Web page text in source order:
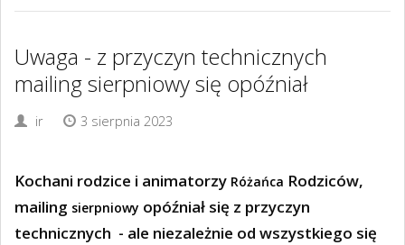
Uwaga - z przyczyn technicznych
mailing sierpniowy się opóźniał
ir 3 sierpnia 2023
Kochani rodzice i animatorzy Różańca Rodziców,
mailing sierpniowy opóźniał się z przyczyn
technicznych - ale niezależnie od wszystkiego się